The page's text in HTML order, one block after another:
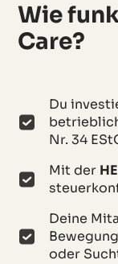
Wie
Care?
Du
Nr. 34
Mit der
Deine
oder